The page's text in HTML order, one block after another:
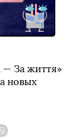
За життя»
новых